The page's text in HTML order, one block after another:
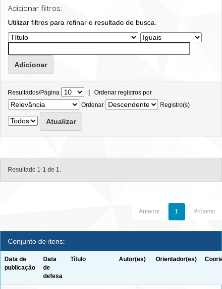
Adicionar filtros:
Utilizar filtros para refinar o resultado de busca.
Resultados/Página | Ordenar registros por
Ordenar
Registro(s)
Resultado 1-1 de 1.
Anterior 1 Próximo
Conjunto de itens:
Data de
publicação
Data
de
defesa
Título Autor(es) Orientador(es)